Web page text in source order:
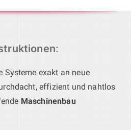
:
Systeme exakt an neue
effizient und nahtlos
Maschinenbau